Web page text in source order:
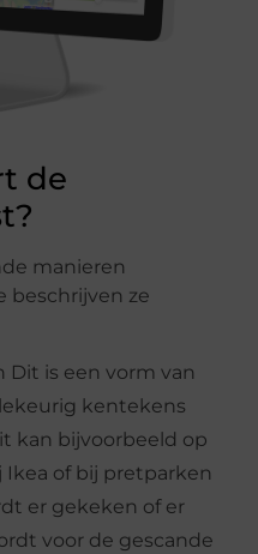
de
manieren
beschrijven ze
Dit is een vorm van
kentekens
kan bijvoorbeeld op
Ikea of bij pretparken
er gekeken of er
voor de gescande